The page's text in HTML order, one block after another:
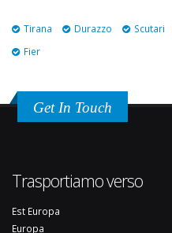
Tirana Durazzo Scutari
Fier
Get In Touch
Trasportiamo verso
Est Europa
Europa